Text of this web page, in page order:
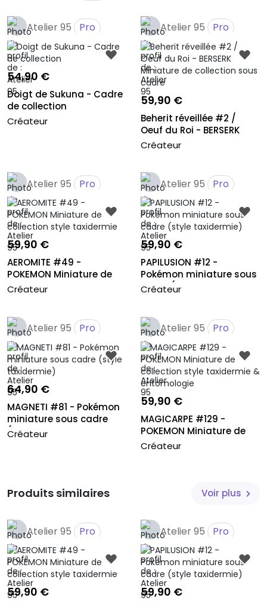
Atelier 95 Pro
54,90 €
Doigt de Sukuna - Cadre
de collection
Créateur
Atelier 95 Pro
59,90 €
Beherit réveillée #2 /
Oeuf du Roi - BERSERK
Minia...
Créateur
Atelier 95 Pro
59,90 €
AEROMITE #49 -
POKEMON Miniature de
collection sty...
Créateur
Atelier 95 Pro
59,90 €
PAPILUSION #12 -
Pokémon miniature sous
cadre (sty...
Créateur
Atelier 95 Pro
64,90 €
MAGNETI #81 - Pokémon
miniature sous cadre
(style...
Créateur
Atelier 95 Pro
59,90 €
MAGICARPE #129 -
POKEMON Miniature de
collection s...
Créateur
Produits similaires Voir plus
Atelier 95 Pro
59,90 €
Atelier 95 Pro
59,90 €